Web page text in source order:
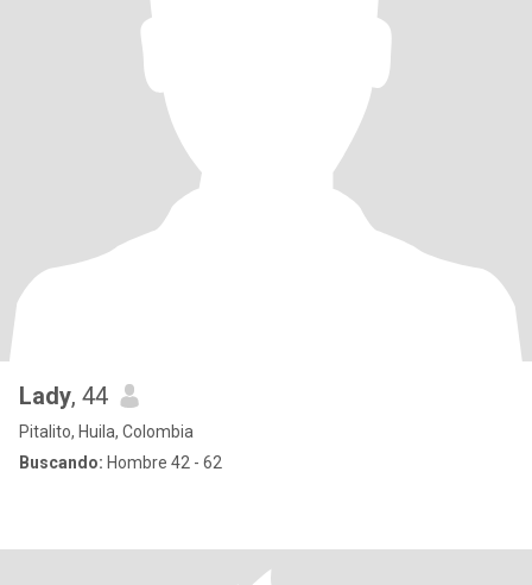
Lady, 44
Pitalito, Huila, Colombia
Buscando: Hombre 42 - 62